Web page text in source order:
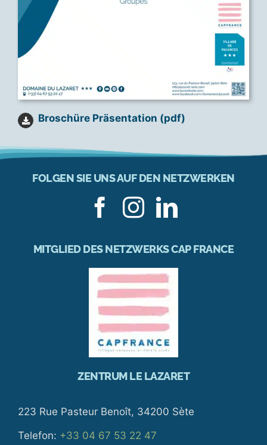
Broschüre Präsentation (pdf)
FOLGEN SIE UNS AUF DEN NETZWERKEN
MITGLIED DES NETZWERKS CAP FRANCE
ZENTRUM LE LAZARET
223 Rue Pasteur Benoît, 34200 Sète
Telefon: +33 04 67 53 22 47